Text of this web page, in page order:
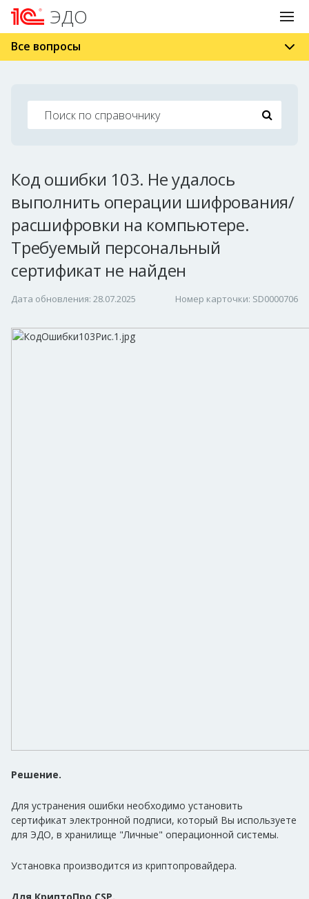
ЭДО
Все вопросы
Код ошибки 103. Не удалось
выполнить операции шифрования/
расшифровки на компьютере.
Требуемый персональный
сертификат не найден
Дата обновления: 28.07.2025 Номер карточки: SD0000706
Решение.
Для устранения ошибки необходимо установить
сертификат электронной подписи, который Вы используете
для ЭДО, в хранилище "Личные" операционной системы.
Установка производится из криптопровайдера.